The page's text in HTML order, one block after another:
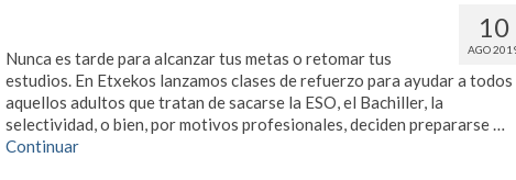
10
AGO
Nunca es tarde para alcanzar tus metas o retomar tus
estudios. En Etxekos lanzamos clases de refuerzo para ayudar a todos
aquellos adultos que tratan de sacarse la ESO, el Bachiller, la
selectividad, o bien, por motivos profesionales, deciden prepararse …
Continuar